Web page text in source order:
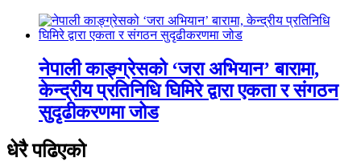
नेपाली काङ्ग्रेसको ‘जरा अभियान’ बारामा,
केन्द्रीय प्रतिनिधि घिमिरे द्वारा एकता र संगठन
सुदृढीकरणमा जोड
धेरै पढिएको